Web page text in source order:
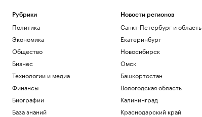
Рубрики
Политика
Экономика
Общество
Бизнес
Технологии и медиа
Финансы
Биографии
База знаний
Новости регионов
Санкт-Петербург и область
Екатеринбург
Новосибирск
Омск
Башкортостан
Вологодская область
Калининград
Краснодарский край